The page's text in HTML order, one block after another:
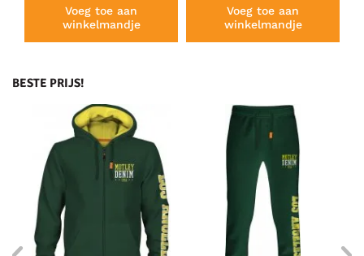
Voeg toe aan
winkelmandje
Voeg toe aan
winkelmandje
BESTE PRIJS!